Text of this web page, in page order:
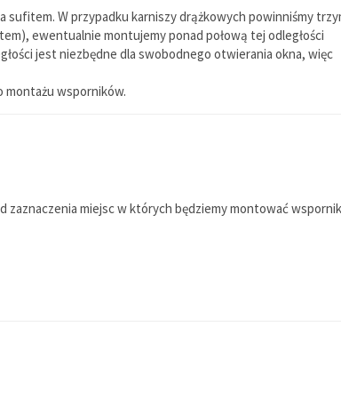
sufitem. W przypadku karniszy drążkowych powinniśmy
ewentualnie montujemy ponad połową tej odległości
jest niezbędne dla swobodnego otwierania okna, więc
montażu wsporników.
zaznaczenia miejsc w których będziemy montować wspornik